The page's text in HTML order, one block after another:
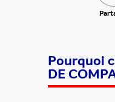
Pourquoi
DE